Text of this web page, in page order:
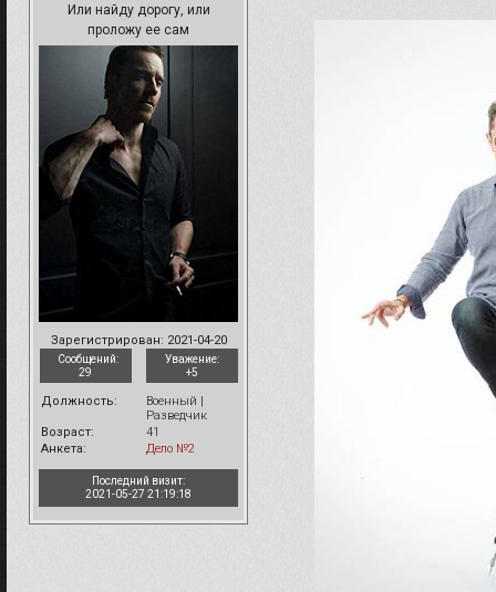
Или найду дорогу, или
проложу ее сам
Зарегистрирован: 2021-04-20
Сообщений:
29
Уважение:
+5
Должность:
Военный |
Разведчик
Возраст:
41
Анкета:
Дело №2
Последний визит:
2021-05-27 21:19:18